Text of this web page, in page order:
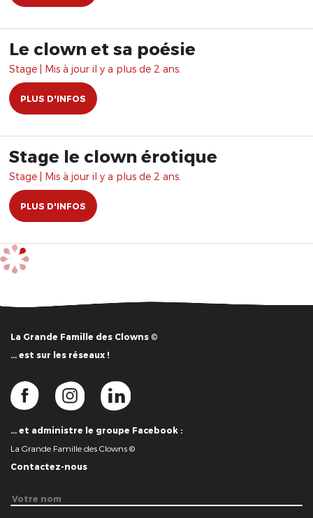
Le clown et sa poésie
Stage | Mis à jour il y a plus de 2 ans.
PLUS D'INFOS
Stage le clown érotique
Stage | Mis à jour il y a plus de 2 ans.
PLUS D'INFOS
La Grande Famille des Clowns ©
… est sur les réseaux !
… et administre le groupe Facebook :
La Grande Famille des Clowns ©
Contactez-nous